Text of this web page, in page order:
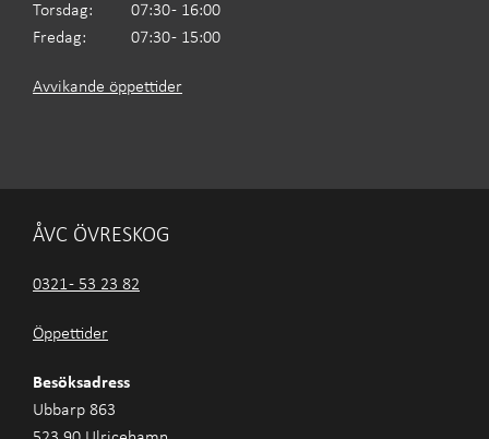
Torsdag:
07:30 - 16:00
Fredag:
07:30 - 15:00
Avvikande öppettider
ÅVC ÖVRESKOG
0321 - 53 23 82
Öppettider
Besöksadress
Ubbarp 863